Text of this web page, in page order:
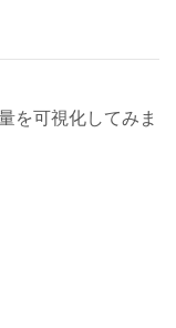
を可視化してみま